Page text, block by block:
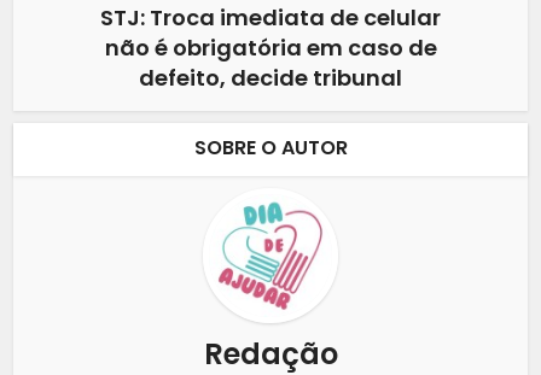
STJ: Troca imediata de celular
não é obrigatória em caso de
defeito, decide tribunal
SOBRE O AUTOR
Redação